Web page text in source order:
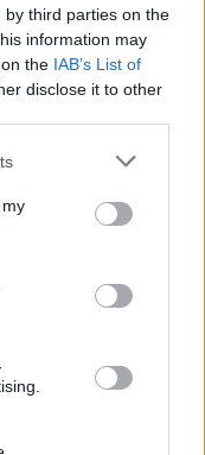
third parties on the
information may
the IAB’s List of
disclose it to other
or more Google
You may click to
third-party tags to
in below Google
vasárnap
művészeti